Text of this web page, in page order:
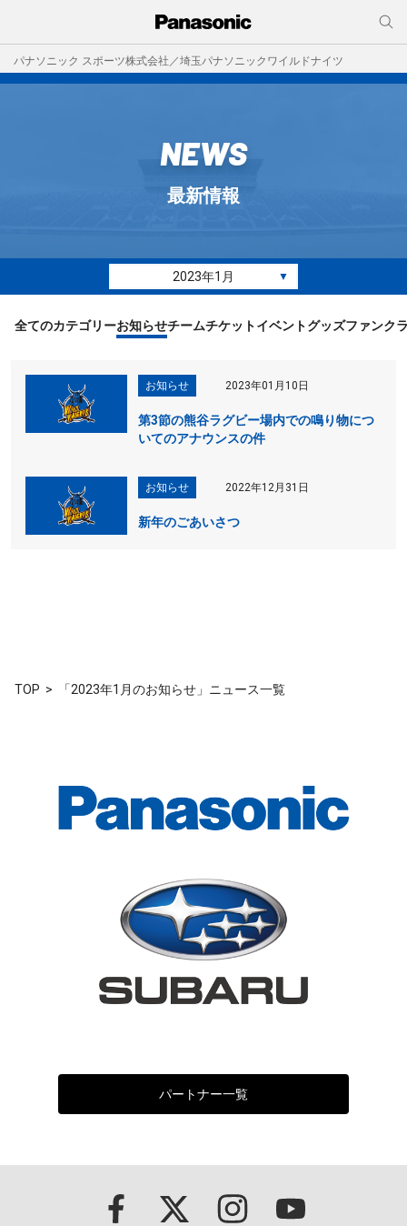
パナソニック スポーツ株式会社／埼玉パナソニックワイルドナイツ
NEWS
最新情報
2023年1月 ▼
全てのカテゴリーお知らせチームチケットイベントグッズファンク
お知らせ 2023年01月10日
第3節の熊谷ラグビー場内での鳴り物につ
いてのアナウンスの件
お知らせ 2022年12月31日
新年のごあいさつ
TOP 「2023年1月のお知らせ」ニュース一覧
パートナー一覧